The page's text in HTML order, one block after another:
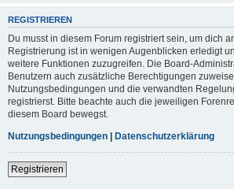
REGISTRIEREN
Du musst in diesem Forum registriert sein, um dich
Registrierung ist in wenigen Augenblicken erledigt
weitere Funktionen zuzugreifen. Die Board-
Benutzern auch zusätzliche Berechtigungen
Nutzungsbedingungen und die verwandten
registrierst. Bitte beachte auch die jeweiligen
diesem Board bewegst.
Nutzungsbedingungen | Datenschutzerklärung
Registrieren